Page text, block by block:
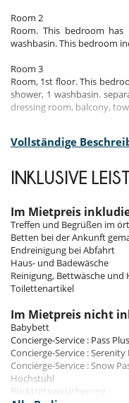
Room 2
Room. This bedroom
washbasin. This bedroom
Room 3
Room, 1st floor. This
shower, 1 washbasin.
dressing room, balcony,
Balkon
Für Ihre Mahlzeiten
Sie kochen selbst
Für Ihren Komfort
Fernsehraum
Kamin
Privatparkplatz
Skischrank
Küche und
amerikanische Küche
Backofen
Cerankochfeld
Dunstabzugshaube
Gefrierschrank
Kühlschrank
Vollständige
INKLUSIVE
Im Mietpreis
Treffen und Begrüßen im
Betten bei der Ankunft
Endreinigung bei Abfahrt
Haus- und Badewäsche
Reinigung, Bettwäsche und
Toilettenartikel
Im Mietpreis nicht
Babybett
Concierge-Service : Pass
Concierge-Service : Serenity
Concierge-Service : Snow
Hochstuhl
Rücktrittsversicherung